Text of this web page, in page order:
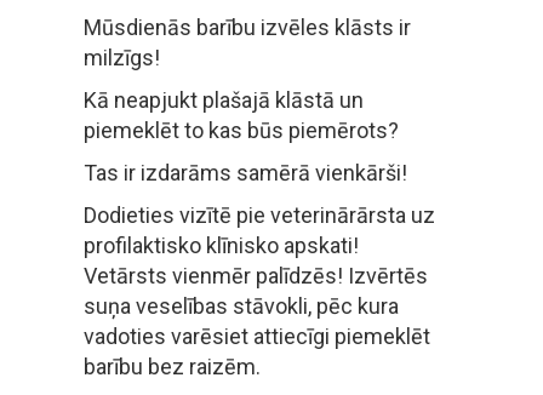
Mūsdienās barību izvēles klāsts ir
milzīgs!
Kā neapjukt plašajā klāstā un
piemeklēt to kas būs piemērots?
Tas ir izdarāms samērā vienkārši!
Dodieties vizītē pie veterinārārsta uz
profilaktisko klīnisko apskati!
Vetārsts vienmēr palīdzēs! Izvērtēs
suņa veselības stāvokli, pēc kura
vadoties varēsiet attiecīgi piemeklēt
barību bez raizēm.